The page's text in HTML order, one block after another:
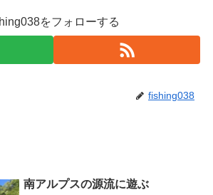
をフォローする
fishing038
南アルプスの源流に遊ぶ